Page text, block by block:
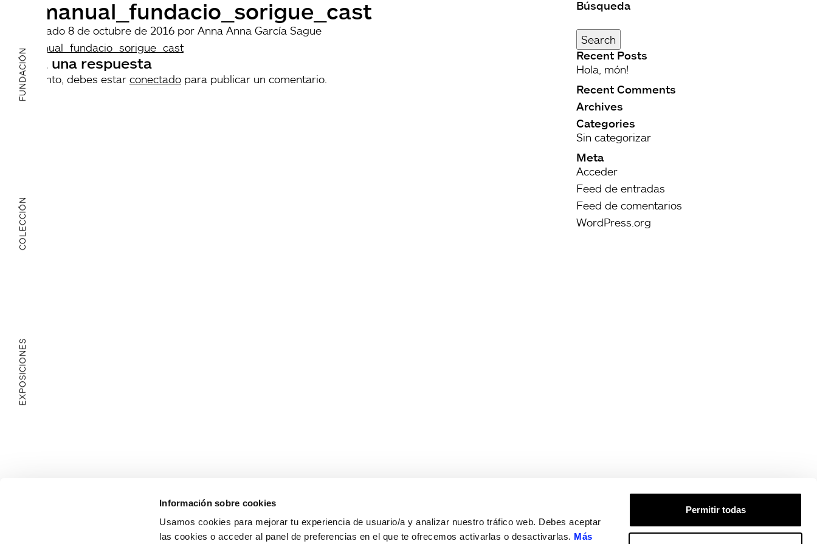
Información sobre cookies
Usamos cookies para mejorar tu experiencia de usuario/a y analizar nuestro tráfico web. Debes aceptar
las cookies o acceder al panel de preferencias en el que te ofrecemos activarlas o desactivarlas. Más
Permitir todas
FUNDACIÓN
COLECCIÓN
EXPOSICIONES
o-manual_fundacio_sorigue_cast
Publicado 8 de octubre de 2016por Anna Anna García Sague
o-manual_fundacio_sorigue_cast
Deja una respuesta
Lo siento, debes estar conectadopara publicar un comentario.
Búsqueda
por:
Search
Recent Posts
Hola, món!
Recent Comments
Archives
Categories
Sin categorizar
Meta
Acceder
Feed de entradas
Feed de comentarios
WordPress.org